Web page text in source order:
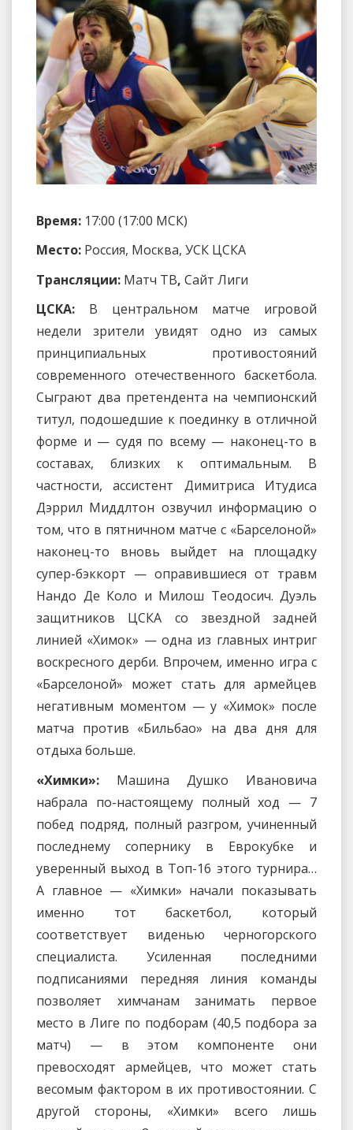
Время: 17:00 (17:00 МСК)
Место: Россия, Москва, УСК ЦСКА
Трансляции: Матч ТВ, Сайт Лиги
ЦСКА: В центральном матче игровой
недели зрители увидят одно из самых
принципиальных противостояний
современного отечественного баскетбола.
Сыграют два претендента на чемпионский
титул, подошедшие к поединку в отличной
форме и — судя по всему — наконец-то в
составах, близких к оптимальным. В
частности, ассистент Димитриса Итудиса
Дэррил Миддлтон озвучил информацию о
том, что в пятничном матче с «Барселоной»
наконец-то вновь выйдет на площадку
супер-бэккорт — оправившиеся от травм
Нандо Де Коло и Милош Теодосич. Дуэль
защитников ЦСКА со звездной задней
линией «Химок» — одна из главных интриг
воскресного дерби. Впрочем, именно игра с
«Барселоной» может стать для армейцев
негативным моментом — у «Химок» после
матча против «Бильбао» на два дня для
отдыха больше.
«Химки»: Машина Душко Ивановича
набрала по-настоящему полный ход — 7
побед подряд, полный разгром, учиненный
последнему сопернику в Еврокубке и
уверенный выход в Топ-16 этого турнира…
А главное — «Химки» начали показывать
именно тот баскетбол, который
соответствует виденью черногорского
специалиста. Усиленная последними
подписаниями передняя линия команды
позволяет химчанам занимать первое
место в Лиге по подборам (40,5 подбора за
матч) — в этом компоненте они
превосходят армейцев, что может стать
весомым фактором в их противостоянии. С
другой стороны, «Химки» всего лишь